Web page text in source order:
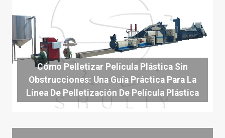
Cómo Pelletizar Película Plástica Sin
Obstrucciones: Una Guía Práctica Para La
Línea De Pelletización De Película Plástica